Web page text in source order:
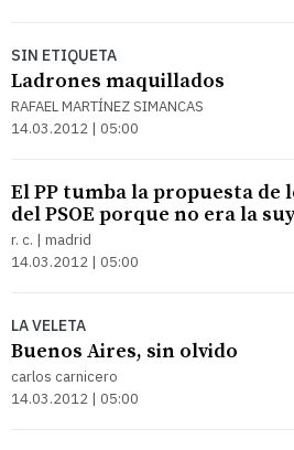
SIN ETIQUETA
Ladrones maquillados
RAFAEL MARTÍNEZ SIMANCAS
14.03.2012 | 05:00
El PP tumba la propuesta de
del PSOE porque no era la
r. c. | madrid
14.03.2012 | 05:00
LA VELETA
Buenos Aires, sin olvido
carlos carnicero
14.03.2012 | 05:00